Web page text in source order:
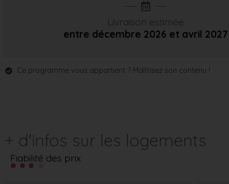
Livraison estimée
entre décembre 2026 et avril 2027
Ce programme vous appartient ? Maîtrisez son contenu !
+ d'infos sur les logements
Fiabilité des prix